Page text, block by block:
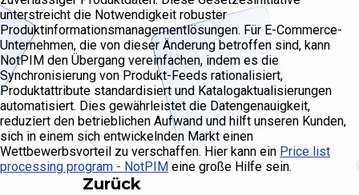
unterstreicht die Notwendigkeit robuster
Produktinformationsmanagementlösungen. Für E-Commerce-
Unternehmen, die von dieser Änderung betroffen sind, kann
NotPIM den Übergang vereinfachen, indem es die
Synchronisierung von Produkt-Feeds rationalisiert,
Produktattribute standardisiert und Katalogaktualisierungen
automatisiert. Dies gewährleistet die Datengenauigkeit,
reduziert den betrieblichen Aufwand und hilft unseren Kunden,
sich in einem sich entwickelnden Markt einen
Wettbewerbsvorteil zu verschaffen. Hier kann ein Price list
processing program - NotPIM eine große Hilfe sein.
Zurück